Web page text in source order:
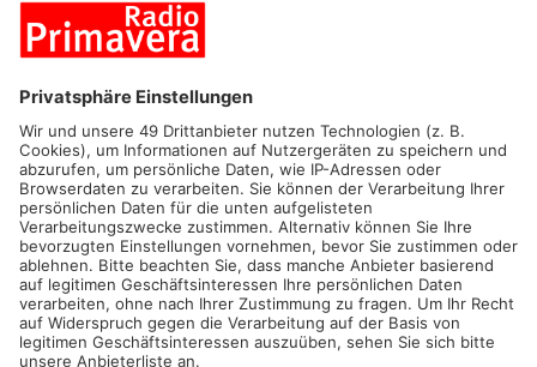
KÄLBERAU. Komplizierte Rettungsaktion auf dem
Speichenbach-Trail bei Kälberau: Wie die Kreisbrandinspektion
Aschaffenburg heute mitteilte, ist dort am Samstag ein
Mountainbiker im schwer zugänglichen Gelände gestürzt. Die
Feuerwehren Michelbach-Kälberau und Hörstein rückten an
und übernahmen die Erstversorgung des schwer verletzten
Fahrradfahrers. Der Unfall ereignete sich am Beginn des
unteren Drittels des anspruchsvollen fünften Abschnitts. Ein